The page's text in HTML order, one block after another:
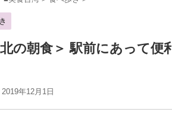
北の朝食＞ 駅前にあって便
2019年12月1日